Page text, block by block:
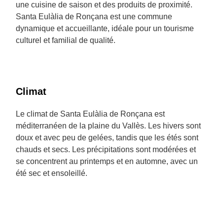
une cuisine de saison et des produits de proximité.
Santa Eulàlia de Ronçana est une commune
dynamique et accueillante, idéale pour un tourisme
culturel et familial de qualité.
Climat
Le climat de Santa Eulàlia de Ronçana est
méditerranéen de la plaine du Vallès. Les hivers sont
doux et avec peu de gelées, tandis que les étés sont
chauds et secs. Les précipitations sont modérées et
se concentrent au printemps et en automne, avec un
été sec et ensoleillé.